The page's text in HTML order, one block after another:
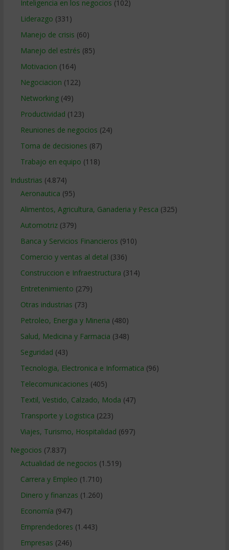
Inteligencia en los negocios (102)
Liderazgo (331)
Manejo de crisis (60)
Manejo del estrés (85)
Motivacion (164)
Negociacion (122)
Networking(49)
Productividad (123)
Reuniones de negocios (24)
Toma de decisiones (87)
Trabajo en equipo (118)
Industrias (4.874)
Aeronautica (95)
Alimentos, Agricultura, Ganaderia y Pesca (325)
Automotriz(379)
Banca y Servicios Financieros (910)
Comercio y ventas al detal (336)
Construccion e Infraestructura (314)
Entretenimiento (279)
Otras industrias (73)
Petroleo, Energia y Mineria (480)
Salud, Medicina y Farmacia (348)
Seguridad (43)
Tecnologia, Electronica e Informatica (96)
Telecomunicaciones (405)
Textil, Vestido, Calzado, Moda (47)
Transporte y Logistica (223)
Viajes, Turismo, Hospitalidad (697)
Negocios (7.837)
Actualidad de negocios (1.519)
Carrera y Empleo (1.710)
Dinero y finanzas (1.260)
Economía (947)
Emprendedores (1.443)
Empresas (246)